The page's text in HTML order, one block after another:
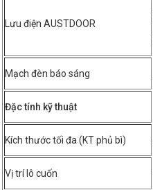
Lưu điện AUSTDOOR
Mạch đèn báo sáng
Đặc tính kỹ thuật
Kích thước tối đa (KT phủ bì)
Vị trí lô cuốn